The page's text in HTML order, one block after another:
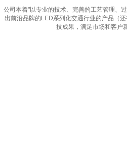
公司本着"以专业的技术、完善的工艺管理、
出前沿品牌的LED系列化交通行业的产品（
技成果，满足市场和客户